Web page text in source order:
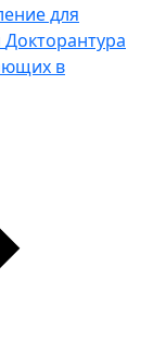
для
Докторантура
в